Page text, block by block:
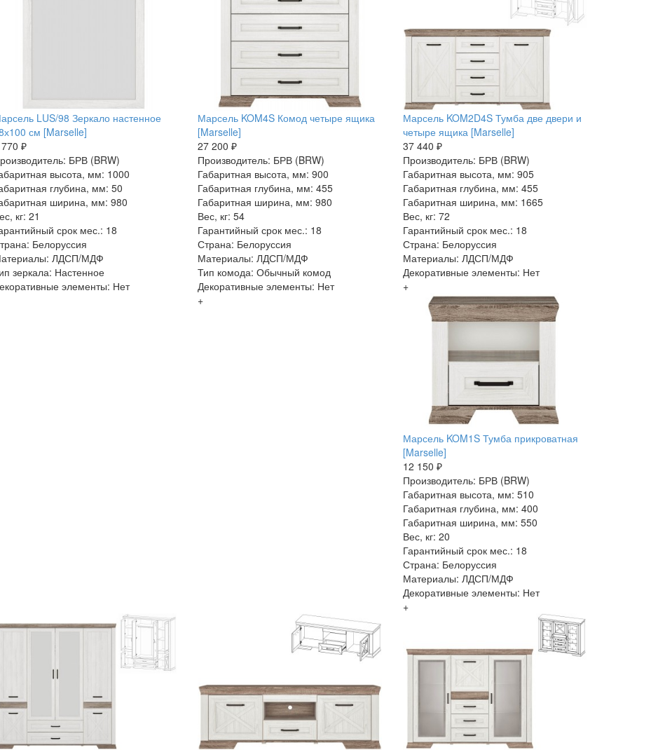
LUS/98 Зеркало настенное
см [Marselle]
₽
БРВ (BRW)
высота, мм: 1000
глубина, мм: 50
ширина, мм: 980
кг: 21
срок мес.: 18
Белоруссия
ЛДСП/МДФ
зеркала: Настенное
элементы: Нет
Марсель KOM4S Комод четыре ящика
[Marselle]
27 200 ₽
Производитель: БРВ (BRW)
Габаритная высота, мм: 900
Габаритная глубина, мм: 455
Габаритная ширина, мм: 980
Вес, кг: 54
Гарантийный срок мес.: 18
Страна: Белоруссия
Материалы: ЛДСП/МДФ
Тип комода: Обычный комод
Декоративные элементы: Нет
+
Марсель KOM2D4S Тумба две двери и
четыре ящика [Marselle]
37 440 ₽
Производитель: БРВ (BRW)
Габаритная высота, мм: 905
Габаритная глубина, мм: 455
Габаритная ширина, мм: 1665
Вес, кг: 72
Гарантийный срок мес.: 18
Страна: Белоруссия
Материалы: ЛДСП/МДФ
Декоративные элементы: Нет
+
Марсель KOM1S Тумба прикроватная
[Marselle]
12 150 ₽
Производитель: БРВ (BRW)
Габаритная высота, мм: 510
Габаритная глубина, мм: 400
Габаритная ширина, мм: 550
Вес, кг: 20
Гарантийный срок мес.: 18
Страна: Белоруссия
Материалы: ЛДСП/МДФ
Декоративные элементы: Нет
+